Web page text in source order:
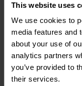
This website uses
We use cookies to
media features and
about your use of
analytics partners
you’ve provided to
their services.
sowie
Kräfte